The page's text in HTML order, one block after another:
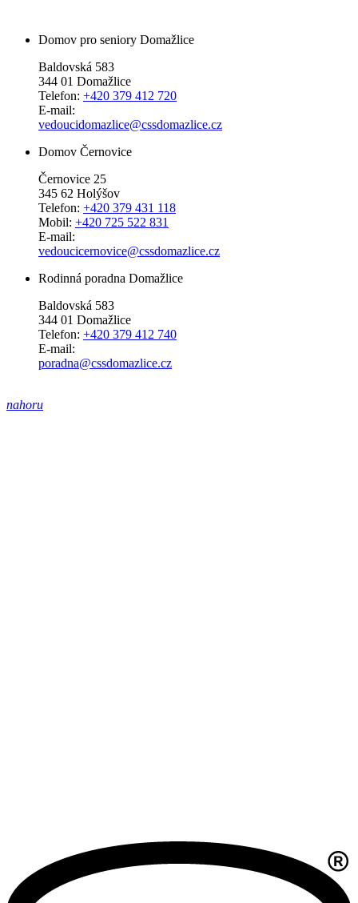
Domov pro seniory Domažlice
Baldovská 583
344 01 Domažlice
Telefon: +420 379 412 720
E-mail:
vedoucidomazlice@cssdomazlice.cz
Domov Černovice
Černovice 25
345 62 Holýšov
Telefon: +420 379 431 118
Mobil: +420 725 522 831
E-mail:
vedoucicernovice@cssdomazlice.cz
Rodinná poradna Domažlice
Baldovská 583
344 01 Domažlice
Telefon: +420 379 412 740
E-mail:
poradna@cssdomazlice.cz
nahoru